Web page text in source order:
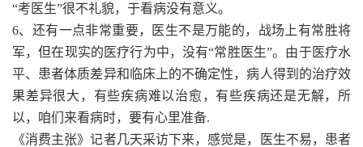
“考医生”很不礼貌，于看病没有意义。
6、还有一点非常重要，医生不是万能的，战场上有常胜将
军，但在现实的医疗行为中，没有“常胜医生”。由于医疗水
平、患者体质差异和临床上的不确定性，病人得到的治疗效
果差异很大，有些疾病难以治愈，有些疾病还是无解，所
以，咱们来看病时，要有心里准备.
《消费主张》记者几天采访下来，感觉是，医生不易，患者